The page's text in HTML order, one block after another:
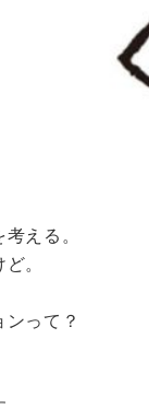
える。
。
って？